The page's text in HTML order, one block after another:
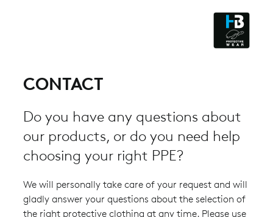
CONTACT
Do you have any questions about
our products, or do you need help
choosing your right PPE?
We will personally take care of your request and will
gladly answer your questions about the selection of
the right protective clothing at any time. Please use